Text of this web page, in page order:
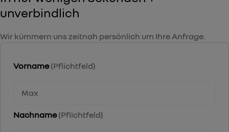
unverbindlich
Wir kümmern uns zeitnah persönlich um Ihre Anfrage.
Vorname(Pflichtfeld)
Nachname(Pflichtfeld)